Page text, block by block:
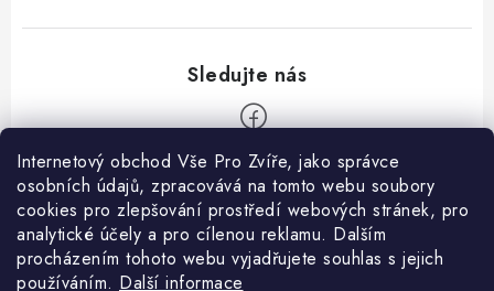
Internetový obchod Vše Pro Zvíře, jako správce
osobních údajů, zpracovává na tomto webu soubory
cookies pro zlepšování prostředí webových stránek, pro
analytické účely a pro cílenou reklamu. Dalším
procházením tohoto webu vyjadřujete souhlas s jejich
používáním. Další informace
Informace pro Vás
Ceník dopravy